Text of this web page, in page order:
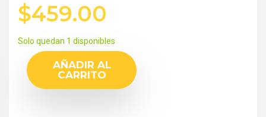
$459.00
Solo quedan 1 disponibles
AÑADIR AL
CARRITO